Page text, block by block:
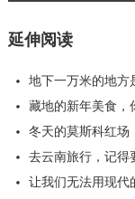
延伸阅读
地下一万米的地方
藏地的新年美食，
冬天的莫斯科红场
去云南旅行，记得
让我们无法用现代